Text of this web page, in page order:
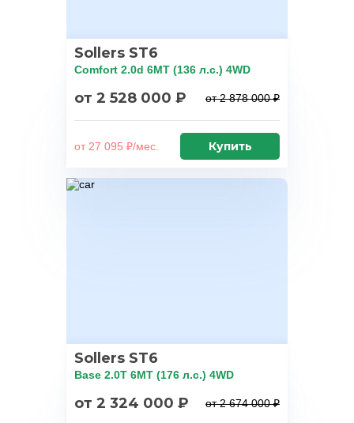
Sollers ST6
Comfort 2.0d 6MT (136 л.с.) 4WD
от 2 528 000 ₽ от 2 878 000 ₽
от 27 095 ₽/мес. Купить
Sollers ST6
Base 2.0T 6MT (176 л.с.) 4WD
от 2 324 000 ₽ от 2 674 000 ₽